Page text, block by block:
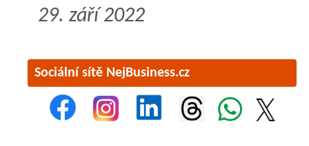
29. září 2022
Sociální sítě NejBusiness.cz